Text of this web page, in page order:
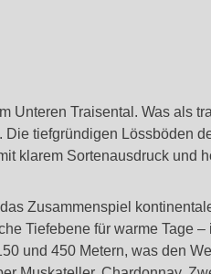
Unteren Traisental. Was als
tiefgründigen Lössböden
klarem Sortenausdruck
Zusammenspiel
Tiefebene für warme
und 450 Metern, was den